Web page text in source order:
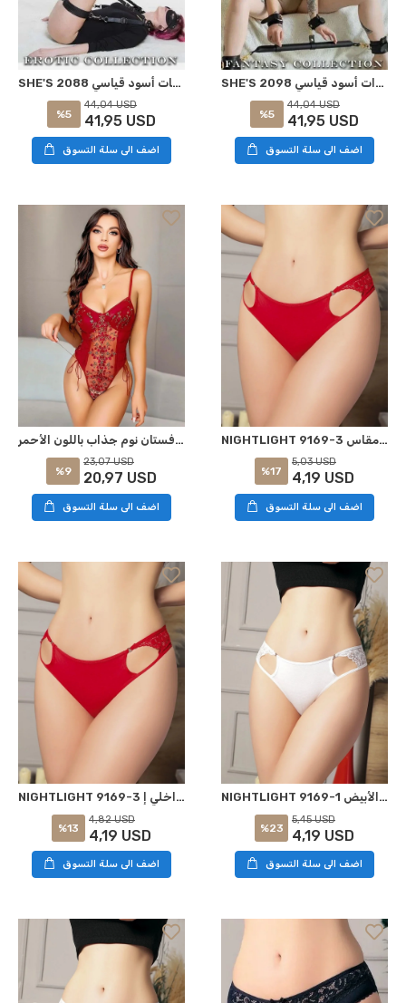
SHE'S 2088 حزام ملحقات أسود قياسي
%5
44,04 USD
41,95 USD
اضف الى سلة التسوق
SHE'S 2098 متجهر معدات أسود قياسي
%5
44,04 USD
41,95 USD
اضف الى سلة التسوق
ضوء ليلي 3584 فستان نوم جذاب باللون الأحمر S-M
%9
23,07 USD
20,97 USD
اضف الى سلة التسوق
NIGHTLIGHT 9169-3 ملابس داخلية إغرائية بلون أحمر مقاس L-XL
%17
5,03 USD
4,19 USD
اضف الى سلة التسوق
NIGHTLIGHT 9169-3 سروال داخلي إrotik أحمر S-M
%13
4,82 USD
4,19 USD
اضف الى سلة التسوق
NIGHTLIGHT 9169-1 السراويل اللانجري الأبيض L-XL
%23
5,45 USD
4,19 USD
اضف الى سلة التسوق